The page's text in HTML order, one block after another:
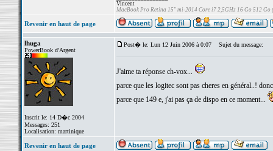
Vincent
MacBook Pro Retina 15" mi-2014 Core i7 2,5GHz 16 Go 512 Go
Revenir en haut de page
lhuga
PowerBook d'Argent
Inscrit le: 14 D�c 2004
Messages: 251
Localisation: martinique
Post� le: Lun 12 Juin 2006 à 0:07 Sujet du message:
J'aime ta réponse ch-vox...
parce que les logitec sont pas cheres en général..!
parce que 149 e, j'ai pas ça de dispo en ce moment...
Revenir en haut de page